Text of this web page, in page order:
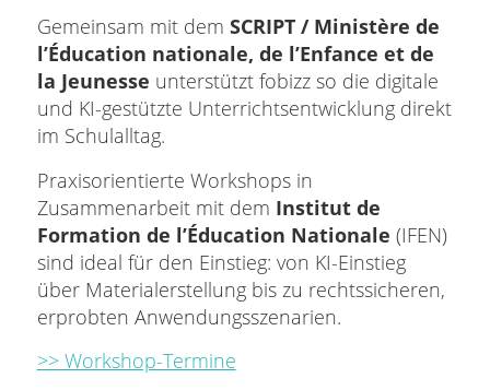
Gemeinsam mit dem SCRIPT / Ministère de
l’Éducation nationale, de l’Enfance et de
la Jeunesse unterstützt fobizz so die digitale
und KI-gestützte Unterrichtsentwicklung direkt
im Schulalltag.
Praxisorientierte Workshops in
Zusammenarbeit mit dem Institut de
Formation de l’Éducation Nationale (IFEN)
sind ideal für den Einstieg: von KI-Einstieg
über Materialerstellung bis zu rechtssicheren,
erprobten Anwendungsszenarien.
>> Workshop-Termine